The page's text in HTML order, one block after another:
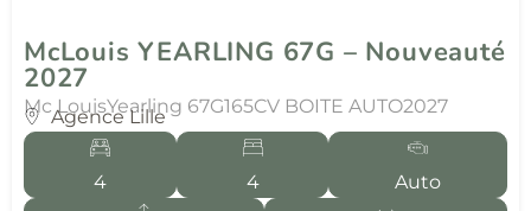
McLouis YEARLING 67G – Nouveauté
2027
Mc LouisYearling 67G165CV BOITE AUTO2027
Agence Lille
4 4 Auto